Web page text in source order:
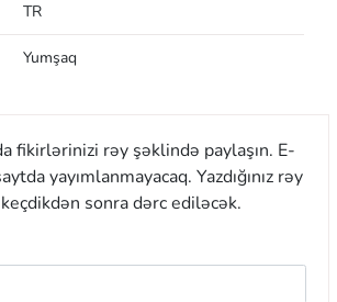
TR
Yumşaq
fikirlərinizi rəy şəklində paylaşın. E-
yayımlanmayacaq. Yazdığınız rəy
sonra dərc ediləcək.